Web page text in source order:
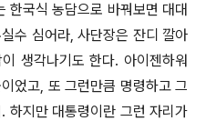
한국식 농담으로 바꿔보면 대대
수 심어라, 사단장은 잔디 깔아
생각나기도 한다. 아이젠하워
었고, 또 그런만큼 명령하고 그
하지만 대통령이란 그런 자리가